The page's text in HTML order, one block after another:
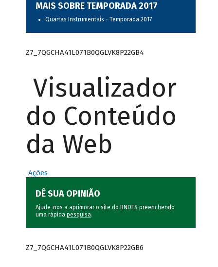
MAIS SOBRE TEMPORADA 2017
Quartas Instrumentais - Temporada 2017
Z7_7QGCHA41L071B0QGLVK8P22GB4
Visualizador
do Conteúdo
da Web
Ações
DÊ SUA OPINIÃO
Ajude-nos a aprimorar o site do BNDES preenchendo
uma rápida pesquisa.
Z7_7QGCHA41L071B0QGLVK8P22GB6